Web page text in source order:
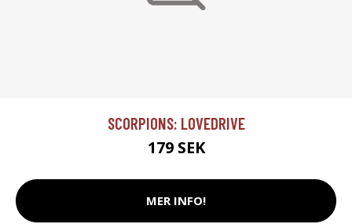
SCORPIONS: LOVEDRIVE
179 SEK
MER INFO!